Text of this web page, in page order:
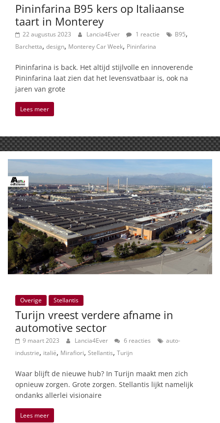
Pininfarina B95 kers op Italiaanse
taart in Monterey
22 augustus 2023 Lancia4Ever 1 reactie B95,
Barchetta, design, Monterey Car Week, Pininfarina
Pininfarina is back. Het altijd stijlvolle en innoverende
Pininfarina laat zien dat het levensvatbaar is, ook na
jaren van grote
Lees meer
Overige Stellantis
Turijn vreest verdere afname in
automotive sector
9 maart 2023 Lancia4Ever 6 reacties
auto-
industrie, italië, Mirafiori, Stellantis, Turijn
Waar blijft de nieuwe hub? In Turijn maakt men zich
opnieuw zorgen. Grote zorgen. Stellantis lijkt namelijk
ondanks allerlei visionaire
Lees meer